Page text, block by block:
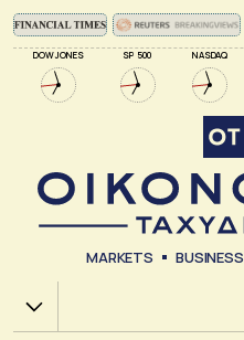
DOW JONES SP 500 NASDAQ
MARKETS BUSINESS
Χ.Α.